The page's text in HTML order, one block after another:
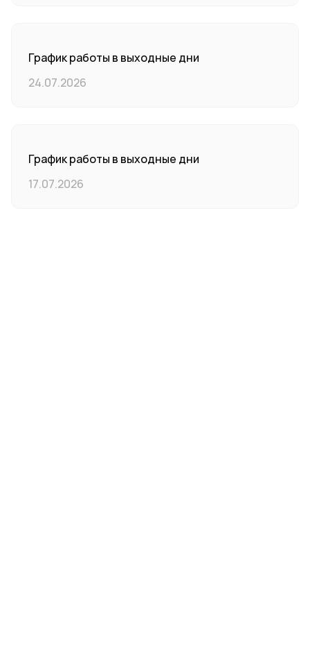
График работы в выходные дни
24.07.2026
График работы в выходные дни
17.07.2026